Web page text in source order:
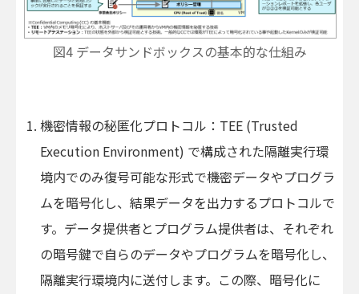
図4 データサンドボックスの基本的な仕組み
機密情報の秘匿化プロトコル：TEE (Trusted
Execution Environment) で構成された隔離実行環
境内でのみ復号可能な形式で機密データやプログラ
ムを暗号化し、結果データを出力するプロトコルで
す。データ提供者とプログラム提供者は、それぞれ
の暗号鍵で自らのデータやプログラムを暗号化し、
隔離実行環境内に送付します。この際、暗号化に